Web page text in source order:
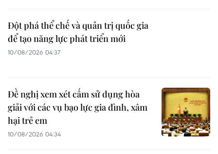
Đột phá thể chế và quản trị quốc gia
để tạo năng lực phát triển mới
10/08/2026 04:37
Đề nghị xem xét cấm sử dụng hòa
giải với các vụ bạo lực gia đình, xâm
hại trẻ em
10/08/2026 04:34